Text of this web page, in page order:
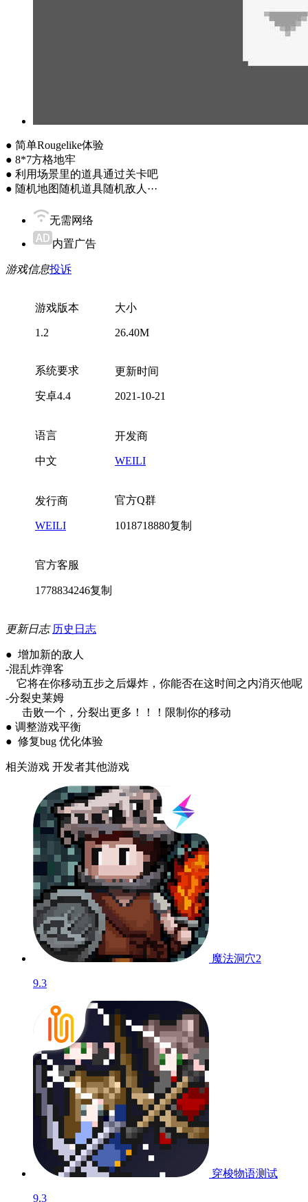
● 简单Rougelike体验
● 8*7方格地牢
● 利用场景里的道具通过关卡吧
● 随机地图随机道具随机敌人···
无需网络
内置广告
游戏信息投诉
游戏版本
1.2
大小
26.40M
系统要求
安卓4.4
更新时间
2021-10-21
语言
中文
开发商
WEILI
发行商
WEILI
官方Q群
1018718880复制
官方客服
1778834246复制
更新日志 历史日志
● 增加新的敌人
-混乱炸弹客
它将在你移动五步之后爆炸，你能否在这时间之内消灭他呢
-分裂史莱姆
击败一个，分裂出更多！！！限制你的移动
● 调整游戏平衡
● 修复bug 优化体验
相关游戏 开发者其他游戏
魔法洞穴2
9.3
穿梭物语测试
9.3